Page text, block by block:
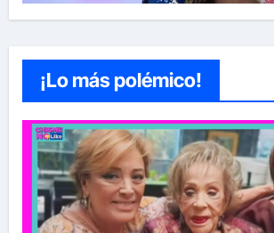
¡Lo más polémico!